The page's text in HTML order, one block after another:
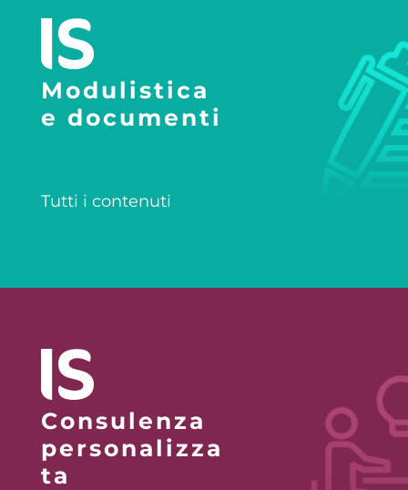
Modulistica
e documenti
Tutti i contenuti
Consulenza
personalizza
ta